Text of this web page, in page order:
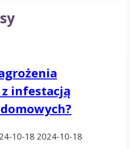
infestacją
10-18 2024-10-18